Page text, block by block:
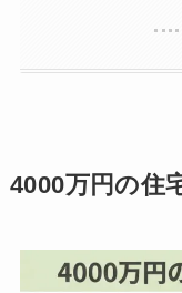
4000万円の住